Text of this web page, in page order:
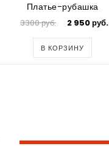
Платье-рубашка
3300 руб. 2 950 руб.
В КОРЗИНУ